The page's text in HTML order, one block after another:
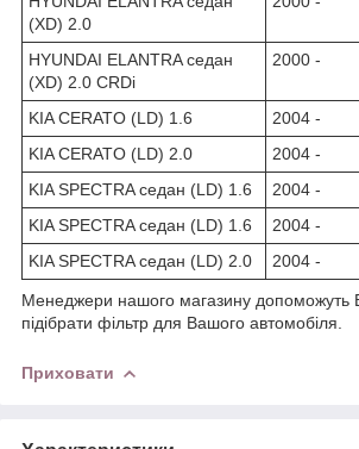
(XD) 2.0
HYUNDAI ELANTRA седан
(XD) 2.0 CRDi
2000 -
KIA CERATO (LD) 1.6
2004 -
KIA CERATO (LD) 2.0
2004 -
KIA SPECTRA седан (LD) 1.6
2004 -
KIA SPECTRA седан (LD) 1.6
2004 -
KIA SPECTRA седан (LD) 2.0
2004 -
Менеджери нашого магазину допоможуть
підібрати фільтр для Вашого автомобіля.
Приховати